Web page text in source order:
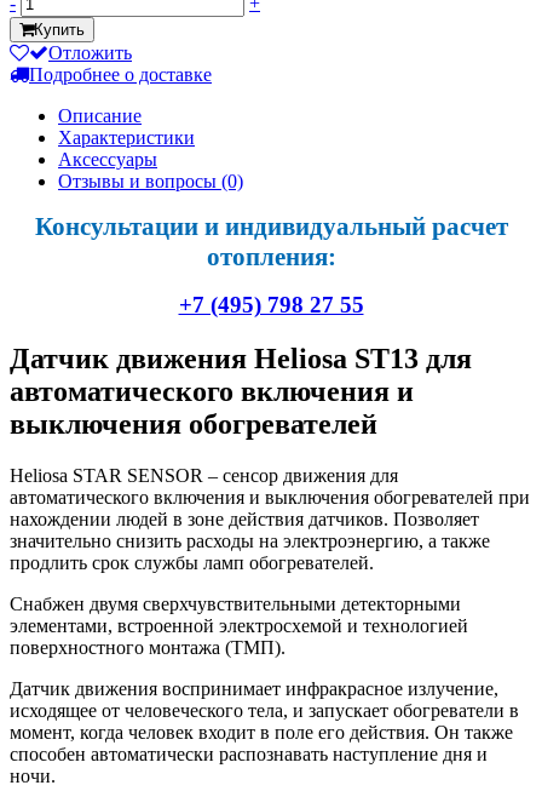
Купить
Отложить
Подробнее о доставке
Описание
Характеристики
Аксессуары
Отзывы и вопросы (0)
Консультации и индивидуальный расчет
отопления:
+7 (495) 798 27 55
Датчик движения Heliosa ST13 для
автоматического включения и
выключения обогревателей
Heliosa STAR SENSOR – сенсор движения для
автоматического включения и выключения обогревателей при
нахождении людей в зоне действия датчиков. Позволяет
значительно снизить расходы на электроэнергию, а также
продлить срок службы ламп обогревателей.
Снабжен двумя сверхчувствительными детекторными
элементами, встроенной электросхемой и технологией
поверхностного монтажа (ТМП).
Датчик движения воспринимает инфракрасное излучение,
исходящее от человеческого тела, и запускает обогреватели в
момент, когда человек входит в поле его действия. Он также
способен автоматически распознавать наступление дня и
ночи.